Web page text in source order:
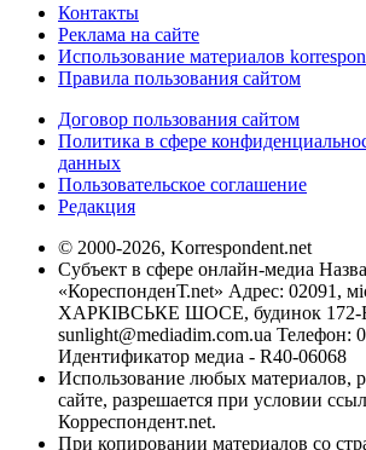
Контакты
Реклама на сайте
Использование материалов
Правила пользования сайтом
Договор пользования сайтом
Политика в сфере
данных
Пользовательское соглашение
Редакция
© 2000-2026, Korrespondent.net
Субъект в сфере онлайн-медиа
«КореспонденТ.net» Адрес: 02091,
ХАРКІВСЬКЕ ШОСЕ, будинок 172-Б,
sunlight@mediadim.com.ua Телефон:
Идентификатор медиа - R40-06068
Использование любых материалов,
сайте, разрешается при условии
Корреспондент.net.
При копировании материалов со